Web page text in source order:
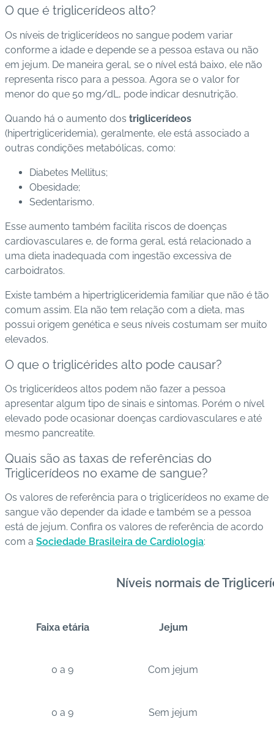
O que é triglicerídeos alto?
Os níveis de triglicerídeos no sangue podem variar
conforme a idade e depende se a pessoa estava ou não
em jejum. De maneira geral, se o nível está baixo, ele não
representa risco para a pessoa. Agora se o valor for
menor do que 50 mg/dL, pode indicar desnutrição.
Quando há o aumento dos triglicerídeos
(hipertrigliceridemia), geralmente, ele está associado a
outras condições metabólicas, como:
Diabetes Mellitus;
Obesidade;
Sedentarismo.
Esse aumento também facilita riscos de doenças
cardiovasculares e, de forma geral, está relacionado a
uma dieta inadequada com ingestão excessiva de
carboidratos.
Existe também a hipertrigliceridemia familiar que não é tão
comum assim. Ela não tem relação com a dieta, mas
possui origem genética e seus níveis costumam ser muito
elevados.
O que o triglicérides alto pode causar?
Os triglicerídeos altos podem não fazer a pessoa
apresentar algum tipo de sinais e sintomas. Porém o nível
elevado pode ocasionar doenças cardiovasculares e até
mesmo pancreatite.
Quais são as taxas de referências do
Triglicerídeos no exame de sangue?
Os valores de referência para o triglicerídeos no exame de
sangue vão depender da idade e também se a pessoa
está de jejum. Confira os valores de referência de acordo
com a Sociedade Brasileira de Cardiologia:
Níveis normais de
Faixa etária Jejum
0 a 9 Com jejum
0 a 9 Sem jejum